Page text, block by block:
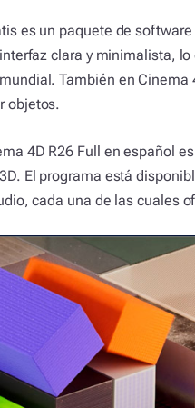
es un paquete de
clara y minimalista, lo
También en Cinema
objetos.
4D R26 Full en español
El programa está
cada una de las cuales